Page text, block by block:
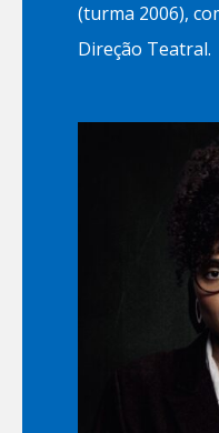
(turma 2006),
Direção Teatral.